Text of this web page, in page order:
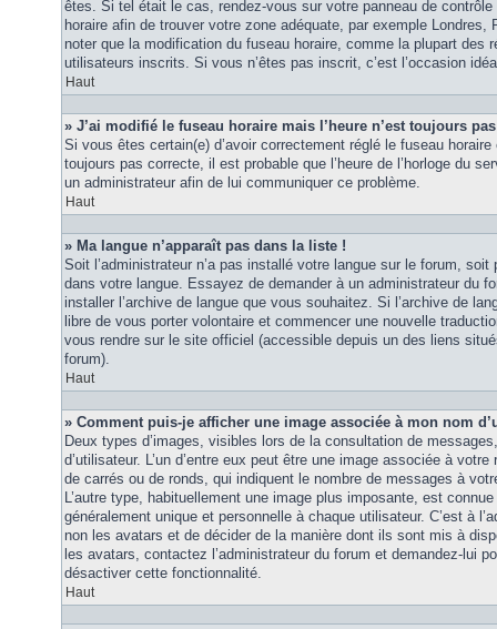
êtes. Si tel était le cas, rendez-vous sur votre panneau de
horaire afin de trouver votre zone adéquate, par exemple
noter que la modification du fuseau horaire, comme la plupart des
utilisateurs inscrits. Si vous n’êtes pas inscrit, c’est l’occasion
Haut
» J’ai modifié le fuseau horaire mais l’heure n’est toujours
Si vous êtes certain(e) d’avoir correctement réglé le fuseau horaire
toujours pas correcte, il est probable que l’heure de l’horloge du
un administrateur afin de lui communiquer ce problème.
Haut
» Ma langue n’apparaît pas dans la liste !
Soit l’administrateur n’a pas installé votre langue sur le forum, soit
dans votre langue. Essayez de demander à un administrateur du
installer l’archive de langue que vous souhaitez. Si l’archive de
libre de vous porter volontaire et commencer une nouvelle
vous rendre sur le site officiel (accessible depuis un des liens
forum).
Haut
» Comment puis-je afficher une image associée à mon nom
Deux types d’images, visibles lors de la consultation de
d’utilisateur. L’un d’entre eux peut être une image associée à
de carrés ou de ronds, qui indiquent le nombre de messages à
L’autre type, habituellement une image plus imposante, est
généralement unique et personnelle à chaque utilisateur. C’est à
non les avatars et de décider de la manière dont ils sont mis à
les avatars, contactez l’administrateur du forum et demandez-lui
désactiver cette fonctionnalité.
Haut